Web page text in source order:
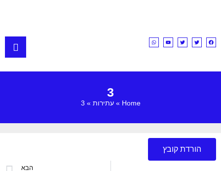
3
Home
»עתירות »
3
הורדת קובץ
הבא